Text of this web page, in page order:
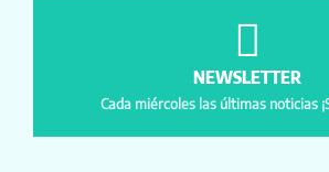
NEWSLETTER
Cada miércoles las últimas noticias